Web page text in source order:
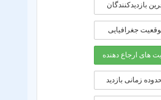
بازدیدکنندگان
جغرافيايی
های ارجاع دهنده
زمانی بازديد